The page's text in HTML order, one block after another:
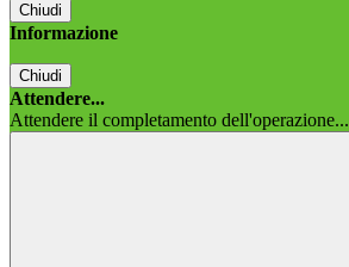
Chiudi
Informazione
Chiudi
Attendere...
Attendere il completamento dell'operazione...